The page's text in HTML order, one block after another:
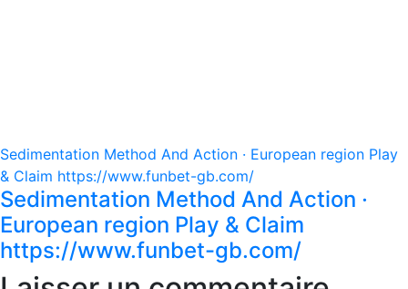
Sedimentation Method And Action · European region Play
& Claim https://www.funbet-gb.com/
Sedimentation Method And Action ·
European region Play & Claim
https://www.funbet-gb.com/